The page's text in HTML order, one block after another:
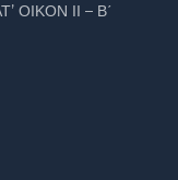
ΙΙ – Β΄